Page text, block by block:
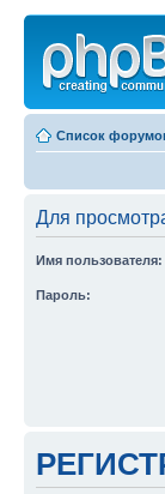
Список
Для
Имя пользователя:
Пароль: